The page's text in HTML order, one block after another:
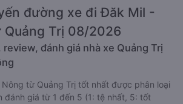
đường xe đi Đăk Mil -
Trị 08/2026
review, đánh giá nhà xe Quảng Trị
từ Quảng Trị tốt nhất được phân loại
đánh giá từ 1 đến 5 (1: tệ nhất, 5: tốt